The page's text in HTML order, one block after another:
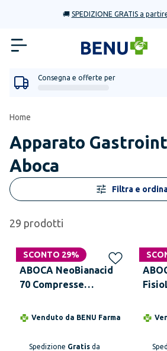
🚚 SPEDIZIONE GRATIS a
Consegna e offerte per
Home
Apparato
Aboca
Filtra e
29 prodotti
SCONTO 29%
ABOCA NeoBianacid
70 Compresse
Acidità Difficoltà
Venduto da BENU Farma
Spedizione Gratis da